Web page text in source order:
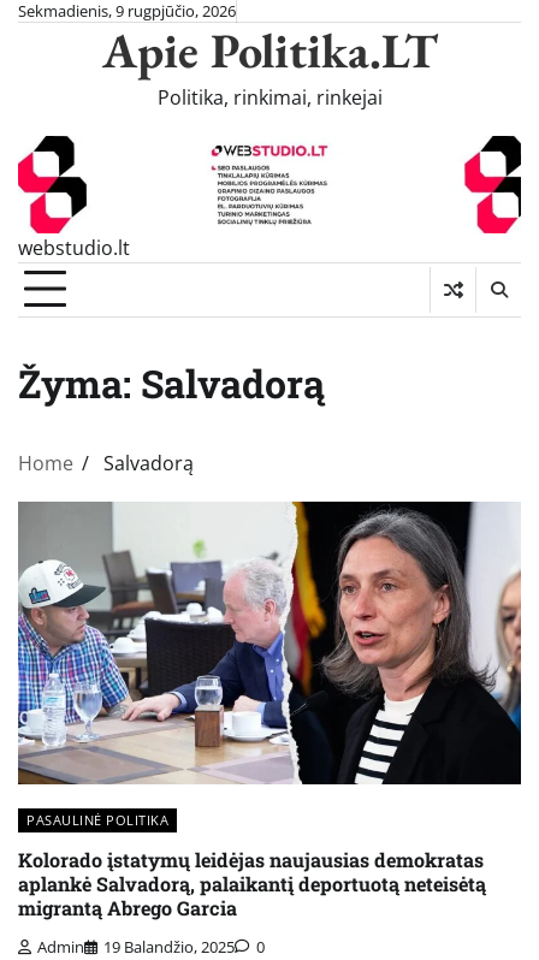
SkipSekmadienis, 9 rugpjūčio, 2026
Apie Politika.LT
Politika, rinkimai, rinkejai
webstudio.lt
Žyma: Salvadorą
Home Salvadorą
PASAULINĖ POLITIKA
Kolorado įstatymų leidėjas naujausias demokratas
aplankė Salvadorą, palaikantį deportuotą neteisėtą
migrantą Abrego Garcia
Admin 19 Balandžio, 2025 0